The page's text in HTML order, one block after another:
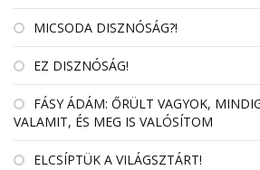
MICSODA DISZNÓSÁG?!
EZ DISZNÓSÁG!
FÁSY ÁDÁM: ŐRÜLT VAGYOK,
VALAMIT, ÉS MEG IS VALÓSÍTOM
ELCSÍPTÜK A VILÁGSZTÁRT!